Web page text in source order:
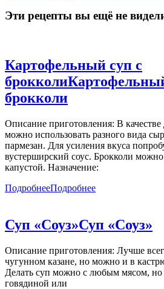
Эти рецепты вы ещё не
Картофельный суп с
брокколи
брокколи
Описание приготовления: В
можно использовать разного вида
пармезан. Для усиления вкуса
вустерширский соус. Брокколи
капустой. Назначение:
ПодробнееПодробнее
Суп «Соуз»Суп «Соуз»
Описание приготовления: Лучше
чугунном казане, но можно и в
Делать суп можно с любым мясом, но
говядиной или